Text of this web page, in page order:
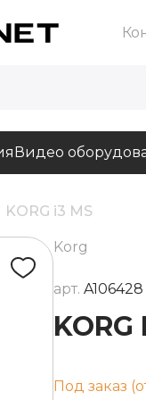
Видео
KORG i3 MS
Korg
арт. A106428
KORG
Под заказ